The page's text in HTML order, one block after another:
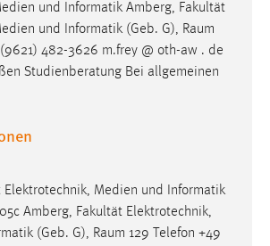
und Informatik Amberg, Fakultät
und Informatik (Geb. G), Raum
482-3626 m.frey @ oth-aw . de
Studienberatung Bei allgemeinen
Elektrotechnik, Medien und Informatik
Amberg, Fakultät Elektrotechnik,
(Geb. G), Raum 129 Telefon +49